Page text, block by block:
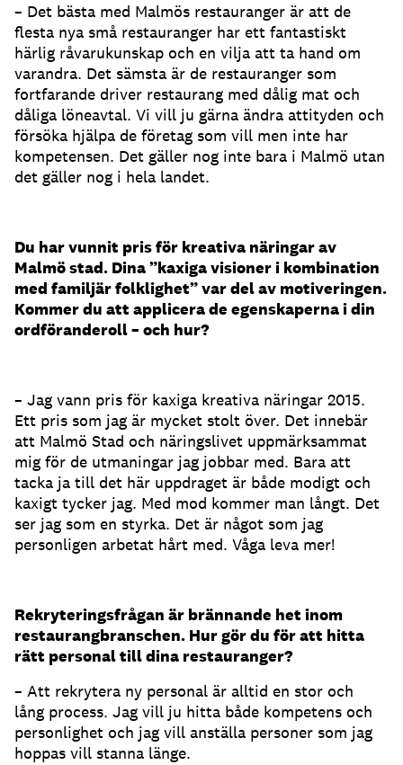
– Det bästa med Malmös restauranger är att de
flesta nya små restauranger har ett fantastiskt
härlig råvarukunskap och en vilja att ta hand om
varandra. Det sämsta är de restauranger som
fortfarande driver restaurang med dålig mat och
dåliga löneavtal. Vi vill ju gärna ändra attityden och
försöka hjälpa de företag som vill men inte har
kompetensen. Det gäller nog inte bara i Malmö utan
det gäller nog i hela landet.
Du har vunnit pris för kreativa näringar av
Malmö stad. Dina ”kaxiga visioner i kombination
med familjär folklighet” var del av motiveringen.
Kommer du att applicera de egenskaperna i din
ordföranderoll – och hur?
– Jag vann pris för kaxiga kreativa näringar 2015.
Ett pris som jag är mycket stolt över. Det innebär
att Malmö Stad och näringslivet uppmärksammat
mig för de utmaningar jag jobbar med. Bara att
tacka ja till det här uppdraget är både modigt och
kaxigt tycker jag. Med mod kommer man långt. Det
ser jag som en styrka. Det är något som jag
personligen arbetat hårt med. Våga leva mer!
Rekryteringsfrågan är brännande het inom
restaurangbranschen. Hur gör du för att hitta
rätt personal till dina restauranger?
– Att rekrytera ny personal är alltid en stor och
lång process. Jag vill ju hitta både kompetens och
personlighet och jag vill anställa personer som jag
hoppas vill stanna länge.